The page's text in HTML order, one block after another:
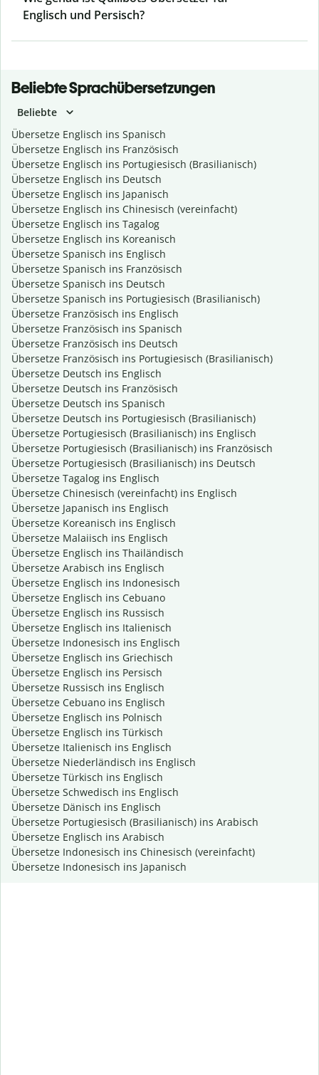
Englisch und Persisch?
Beliebte Sprachübersetzungen
Beliebte
Übersetze Englisch ins Spanisch
Übersetze Englisch ins Französisch
Übersetze Englisch ins Portugiesisch (Brasilianisch)
Übersetze Englisch ins Deutsch
Übersetze Englisch ins Japanisch
Übersetze Englisch ins Chinesisch (vereinfacht)
Übersetze Englisch ins Tagalog
Übersetze Englisch ins Koreanisch
Übersetze Spanisch ins Englisch
Übersetze Spanisch ins Französisch
Übersetze Spanisch ins Deutsch
Übersetze Spanisch ins Portugiesisch (Brasilianisch)
Übersetze Französisch ins Englisch
Übersetze Französisch ins Spanisch
Übersetze Französisch ins Deutsch
Übersetze Französisch ins Portugiesisch (Brasilianisch)
Übersetze Deutsch ins Englisch
Übersetze Deutsch ins Französisch
Übersetze Deutsch ins Spanisch
Übersetze Deutsch ins Portugiesisch (Brasilianisch)
Übersetze Portugiesisch (Brasilianisch) ins Englisch
Übersetze Portugiesisch (Brasilianisch) ins Französisch
Übersetze Portugiesisch (Brasilianisch) ins Deutsch
Übersetze Tagalog ins Englisch
Übersetze Chinesisch (vereinfacht) ins Englisch
Übersetze Japanisch ins Englisch
Übersetze Koreanisch ins Englisch
Übersetze Malaiisch ins Englisch
Übersetze Englisch ins Thailändisch
Übersetze Arabisch ins Englisch
Übersetze Englisch ins Indonesisch
Übersetze Englisch ins Cebuano
Übersetze Englisch ins Russisch
Übersetze Englisch ins Italienisch
Übersetze Indonesisch ins Englisch
Übersetze Englisch ins Griechisch
Übersetze Englisch ins Persisch
Übersetze Russisch ins Englisch
Übersetze Cebuano ins Englisch
Übersetze Englisch ins Polnisch
Übersetze Englisch ins Türkisch
Übersetze Italienisch ins Englisch
Übersetze Niederländisch ins Englisch
Übersetze Türkisch ins Englisch
Übersetze Schwedisch ins Englisch
Übersetze Dänisch ins Englisch
Übersetze Portugiesisch (Brasilianisch) ins Arabisch
Übersetze Englisch ins Arabisch
Übersetze Indonesisch ins Chinesisch (vereinfacht)
Übersetze Indonesisch ins Japanisch